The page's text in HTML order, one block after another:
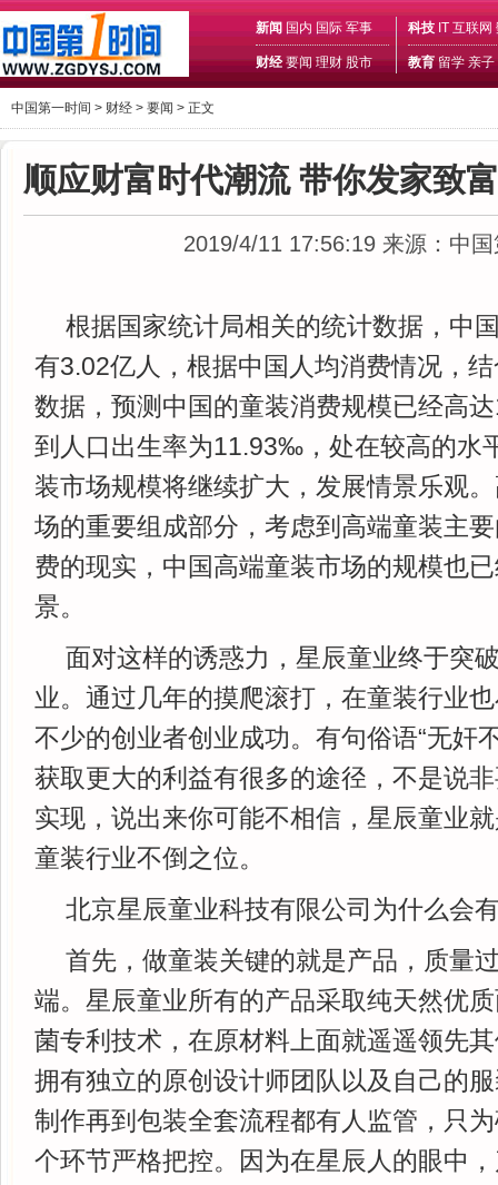
新闻 国内 国际 军事
财经 要闻 理财 股市
科技 IT 互联网
教育 留学 亲子
中国第一时间 > 财经 > 要闻 > 正文
顺应财富时代潮流 带你发家致
2019/4/11 17:56:19 来源：中
根据国家统计局相关的统计数据，中
有3.02亿人，根据中国人均消费情况，
数据，预测中国的童装消费规模已经高
到人口出生率为11.93‰，处在较高的水
装市场规模将继续扩大，发展情景乐观
场的重要组成部分，考虑到高端童装主
费的现实，中国高端童装市场的规模也
景。
面对这样的诱惑力，星辰童业终于突
业。通过几年的摸爬滚打，在童装行业
不少的创业者创业成功。有句俗语“无奸
获取更大的利益有很多的途径，不是说
实现，说出来你可能不相信，星辰童业
童装行业不倒之位。
北京星辰童业科技有限公司为什么会
首先，做童装关键的就是产品，质量
端。星辰童业所有的产品采取纯天然优
菌专利技术，在原材料上面就遥遥领先
拥有独立的原创设计师团队以及自己的
制作再到包装全套流程都有人监管，只
个环节严格把控。因为在星辰人的眼中